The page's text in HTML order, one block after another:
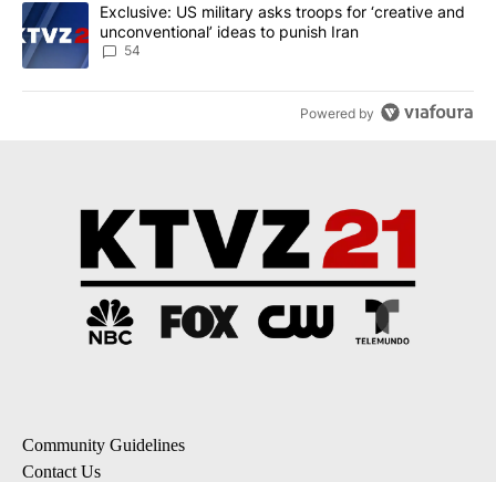
A trending article titled "Exclusive: US military asks troops for
Exclusive: US military asks troops for ‘creative and
unconventional’ ideas to punish Iran
54
Powered by
Community Guidelines
Contact Us